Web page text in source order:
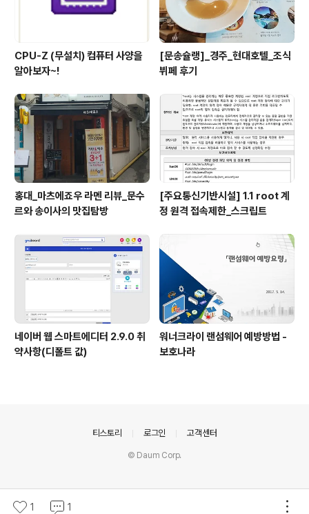
CPU-Z (무설치) 컴퓨터 사양을
알아보자~!
[문송슐랭]_경주_현대호텔_조식
뷔페 후기
홍대_마츠에죠우 라멘 리뷰_문수
르와 송이사의 맛집탐방
[주요통신기반시설] 1.1 root 계
정 원격 접속제한_스크립트
네이버 웹 스마트에디터 2.9.0 취
약사항(디폴트 값)
워너크라이 랜섬웨어 예방방법 -
보호나라
1 1
티스토리 로그인 고객센터
© Daum Corp.